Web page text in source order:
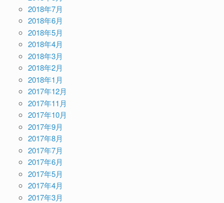
2018年7月
2018年6月
2018年5月
2018年4月
2018年3月
2018年2月
2018年1月
2017年12月
2017年11月
2017年10月
2017年9月
2017年8月
2017年7月
2017年6月
2017年5月
2017年4月
2017年3月